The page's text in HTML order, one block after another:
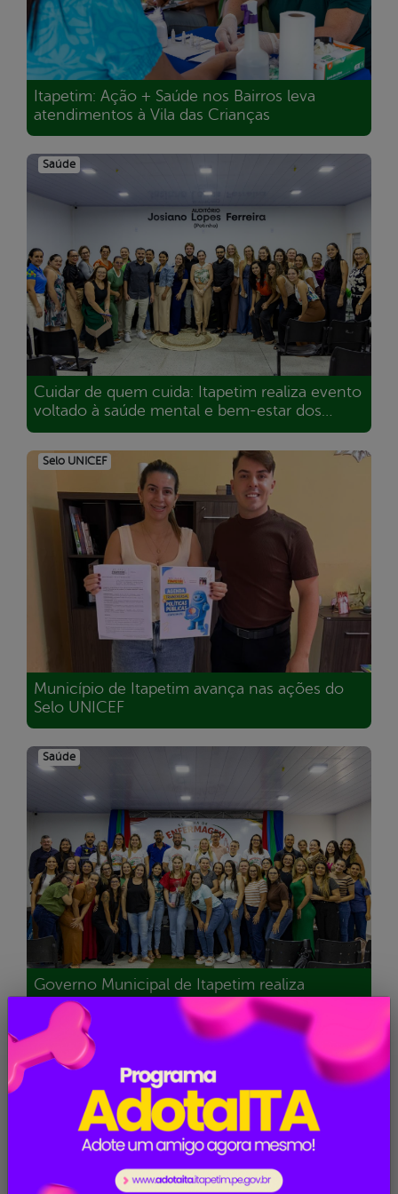
Itapetim: Ação + Saúde nos Bairros leva
atendimentos à Vila das Crianças
Saúde
Cuidar de quem cuida: Itapetim realiza evento
voltado à saúde mental e bem-estar dos
servidores
Selo UNICEF
Município de Itapetim avança nas ações do
Selo UNICEF
Saúde
Governo Municipal de Itapetim realiza
programação em alusão à Semana da
Enfermagem
Saúde